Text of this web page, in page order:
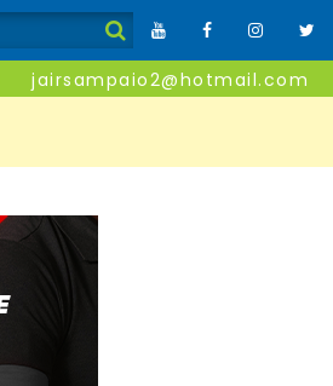
jairsampaio2@hotmail.com